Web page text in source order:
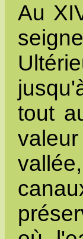
Au
tout